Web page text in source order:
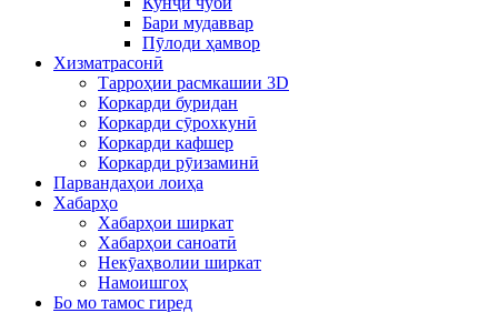
Бари мудаввар
Пӯлоди ҳамвор
Хизматрасонӣ
Тарроҳии расмкашии 3D
Коркарди буридан
Коркарди сӯрохкунӣ
Коркарди кафшер
Коркарди рӯизаминӣ
Парвандаҳои лоиҳа
Хабарҳо
Хабарҳои ширкат
Хабарҳои саноатӣ
Некӯаҳволии ширкат
Намоишгоҳ
Бо мо тамос гиред